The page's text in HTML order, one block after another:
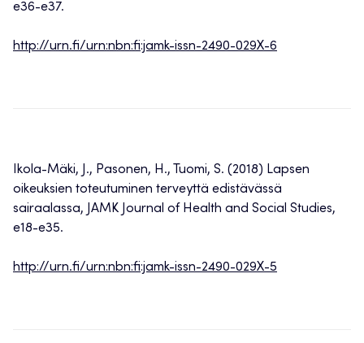
e36-e37.
http://urn.fi/urn:nbn:fi:jamk-issn-2490-029X-6
Ikola-Mäki, J., Pasonen, H., Tuomi, S. (2018) Lapsen
oikeuksien toteutuminen terveyttä edistävässä
sairaalassa, JAMK Journal of Health and Social Studies,
e18-e35.
http://urn.fi/urn:nbn:fi:jamk-issn-2490-029X-5